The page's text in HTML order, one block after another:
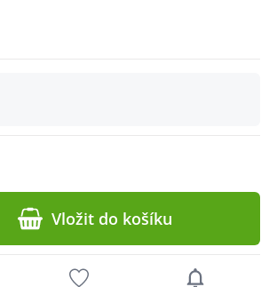
Vložit do košíku